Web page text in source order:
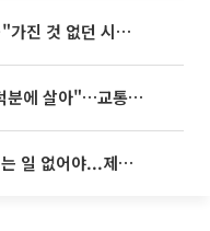
임영웅, 어느덧 데뷔 10주년⋯"가진 것 없던 시절, 내 앞엔 20명의 팬뿐"
'굿 윌 헌팅' 배우 "기아 EV2 덕분에 살아"…교통사고 후 안전성 극찬
李대통령 “청년이 결혼 망설이는 일 없어야...제도상 불이익 조사”